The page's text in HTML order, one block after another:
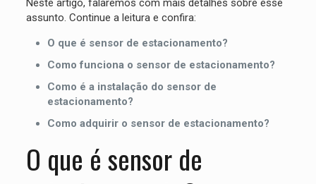
Neste artigo, falaremos com mais detalhes sobre esse
assunto. Continue a leitura e confira:
O que é sensor de estacionamento?
Como funciona o sensor de estacionamento?
Como é a instalação do sensor de
estacionamento?
Como adquirir o sensor de estacionamento?
O que é sensor de